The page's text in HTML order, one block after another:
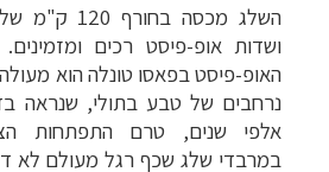
השלג מכסה בחורף
120 ק"מ
ושדות אופ-פיסט רכים
האופ-פיסט בפאסו טונלה הוא
נרחבים של טבע בתולי, שנראה
אלפי שנים, טרם התפתחות
במרבדי שלג שכף רגל מעולם לא